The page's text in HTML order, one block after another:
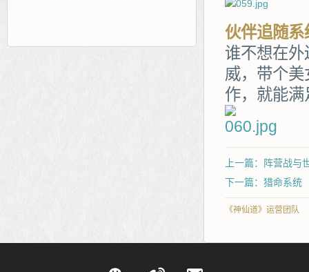
伙伴追随系
谁不想在
威，带个
作，就能
上一篇：阵营战与
下一篇：猎命系统
《神仙道》运营团队